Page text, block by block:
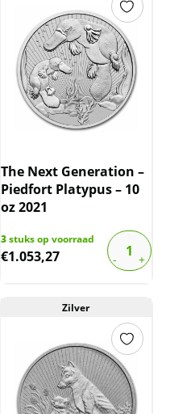
The Next Generation –
Piedfort Platypus – 10
oz 2021
3stuks op voorraad
€1.053,27
Zilver